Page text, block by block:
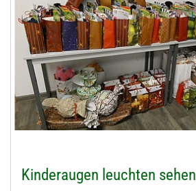
Kinderaugen leuchten sehen